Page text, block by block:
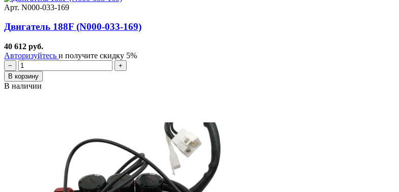
Арт. N000-033-169
Двигатель 188F (N000-033-169)
40 612 руб.
Авторизуйтесь и получите скидку 5%
−
+
В корзину
В наличии